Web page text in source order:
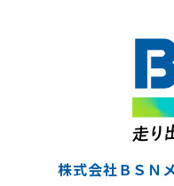
株式会社ＢＳＮ